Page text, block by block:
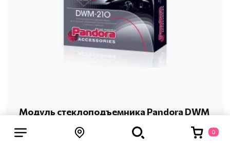
Модуль стеклоподъемника Pandora DWM
210
0